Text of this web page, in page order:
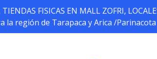
FISICAS EN MALL ZOFRI,
la región de Tarapaca y Arica /Parinacota